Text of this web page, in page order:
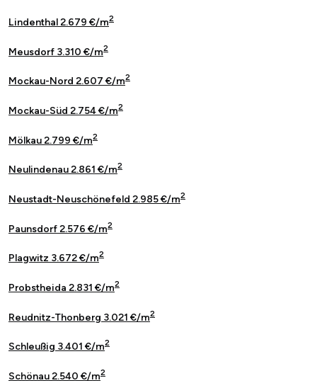
Lindenthal 2.679 €/m2
Meusdorf 3.310 €/m2
Mockau-Nord 2.607 €/m2
Mockau-Süd 2.754 €/m2
Mölkau 2.799 €/m2
Neulindenau 2.861 €/m2
Neustadt-Neuschönefeld 2.985 €/m2
Paunsdorf 2.576 €/m2
Plagwitz 3.672 €/m2
Probstheida 2.831 €/m2
Reudnitz-Thonberg 3.021 €/m2
Schleußig 3.401 €/m2
Schönau 2.540 €/m2